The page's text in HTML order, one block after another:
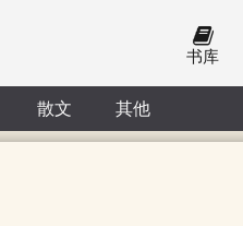
书库
散文 其他